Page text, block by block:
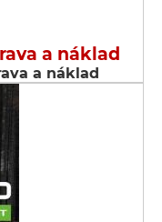
a náklad
a náklad